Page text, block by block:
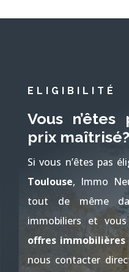
ELIGIBILITÉ
Vous
prix maîtrisé?
Si vous n’êtes pas
Toulouse, Immo
tout de même
immobiliers et
offres immobilières
nous contacter